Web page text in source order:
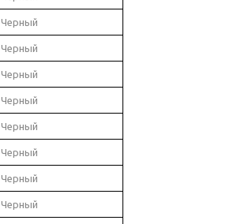
Черный
Черный
Черный
Черный
Черный
Черный
Черный
Черный